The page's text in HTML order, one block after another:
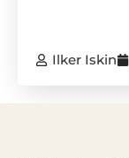
Ilker Iskin